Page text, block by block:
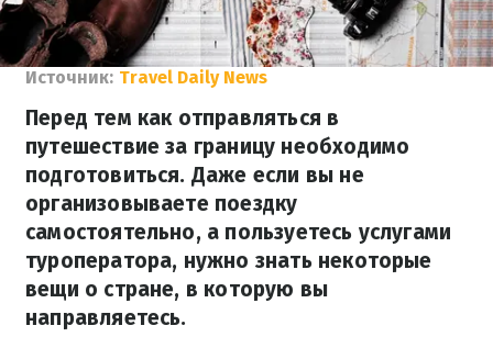
Источник: Travel Daily News
Перед тем как отправляться в
путешествие за границу необходимо
подготовиться. Даже если вы не
организовываете поездку
самостоятельно, а пользуетесь услугами
туроператора, нужно знать некоторые
вещи о стране, в которую вы
направляетесь.